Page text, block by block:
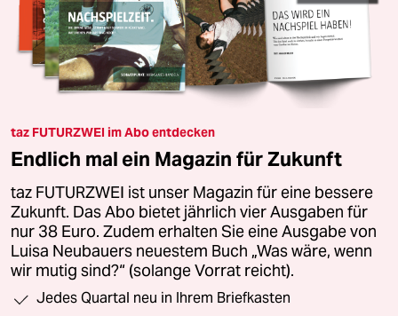
taz FUTURZWEI im Abo entdecken
Endlich mal ein Magazin für Zukunft
taz FUTURZWEI ist unser Magazin für eine bessere
Zukunft. Das Abo bietet jährlich vier Ausgaben für
nur 38 Euro. Zudem erhalten Sie eine Ausgabe von
Luisa Neubauers neuestem Buch „Was wäre, wenn
wir mutig sind?“ (solange Vorrat reicht).
Jedes Quartal neu in Ihrem Briefkasten